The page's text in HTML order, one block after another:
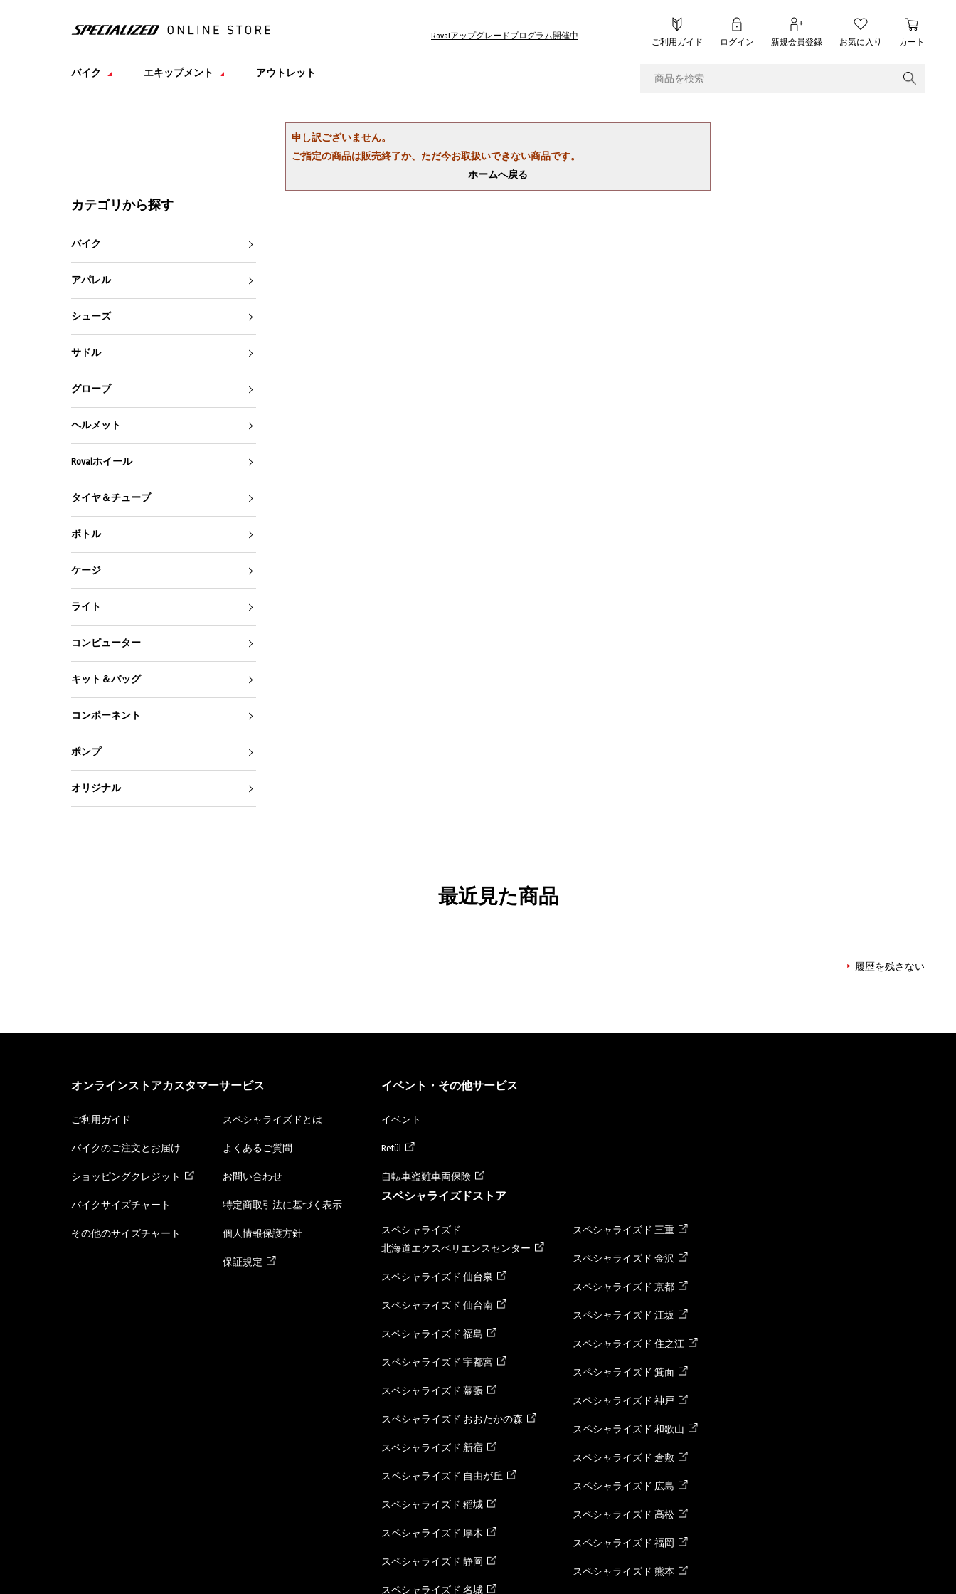
Rovalアップグレードプログラム開催中
ご利用ガイド ログイン 新規会員登録 お気に入り カート
バイク エキップメント アウトレット
申し訳ございません。
ご指定の商品は販売終了か、ただ今お取扱いできない商品です。
ホームへ戻る
カテゴリから探す
バイク
アパレル
シューズ
サドル
グローブ
ヘルメット
Rovalホイール
タイヤ＆チューブ
ボトル
ケージ
ライト
コンピューター
キット＆バッグ
コンポーネント
ポンプ
オリジナル
最近見た商品
履歴を残さない
オンラインストアカスタマーサービス
ご利用ガイド
バイクのご注文とお届け
ショッピングクレジット
バイクサイズチャート
その他のサイズチャート
スペシャライズドとは
よくあるご質問
お問い合わせ
特定商取引法に基づく表示
個人情報保護方針
保証規定
イベント・その他サービス
イベント
Retül
自転車盗難車両保険
スペシャライズドストア
スペシャライズド
北海道エクスペリエンスセンター
スペシャライズド 仙台泉
スペシャライズド 仙台南
スペシャライズド 福島
スペシャライズド 宇都宮
スペシャライズド 幕張
スペシャライズド おおたかの森
スペシャライズド 新宿
スペシャライズド 自由が丘
スペシャライズド 稲城
スペシャライズド 厚木
スペシャライズド 静岡
スペシャライズド 名城
スペシャライズド 三重
スペシャライズド 金沢
スペシャライズド 京都
スペシャライズド 江坂
スペシャライズド 住之江
スペシャライズド 箕面
スペシャライズド 神戸
スペシャライズド 和歌山
スペシャライズド 倉敷
スペシャライズド 広島
スペシャライズド 高松
スペシャライズド 福岡
スペシャライズド 熊本